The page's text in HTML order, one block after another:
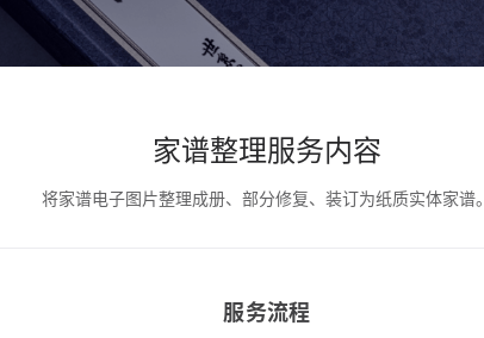
家谱整理服务内容
将家谱电子图片整理成册、部分修复、装订为纸质实体家谱。
服务流程